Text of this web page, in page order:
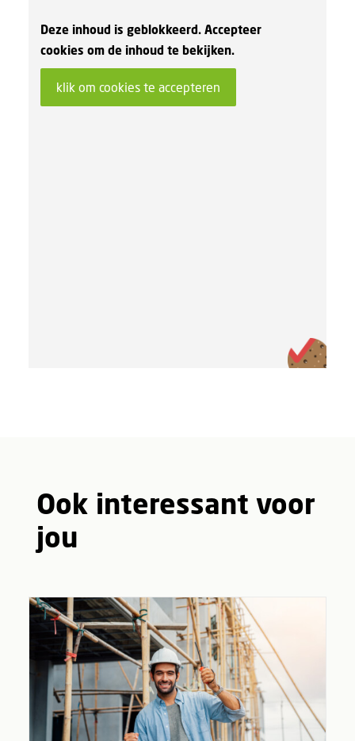
Deze inhoud is geblokkeerd. Accepteer
cookies om de inhoud te bekijken.
klik om cookies te accepteren
Ook interessant voor
jou